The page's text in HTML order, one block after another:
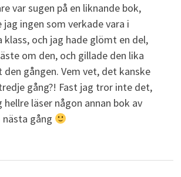
var sugen på en liknande bok,
ingen som verkade vara i
klass, och jag hade glömt en del,
om den, och gillade den lika
den gången. Vem vet, det kanske
gång?! Fast jag tror inte det,
hellre läser någon annan bok av
gång